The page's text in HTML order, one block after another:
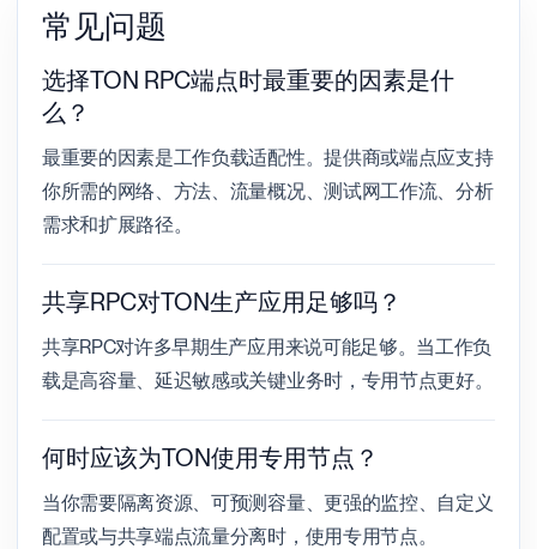
常见问题
选择TON RPC端点时最重要的因素是什
么？
最重要的因素是工作负载适配性。提供商或端点应支持
你所需的网络、方法、流量概况、测试网工作流、分析
需求和扩展路径。
共享RPC对TON生产应用足够吗？
共享RPC对许多早期生产应用来说可能足够。当工作负
载是高容量、延迟敏感或关键业务时，专用节点更好。
何时应该为TON使用专用节点？
当你需要隔离资源、可预测容量、更强的监控、自定义
配置或与共享端点流量分离时，使用专用节点。